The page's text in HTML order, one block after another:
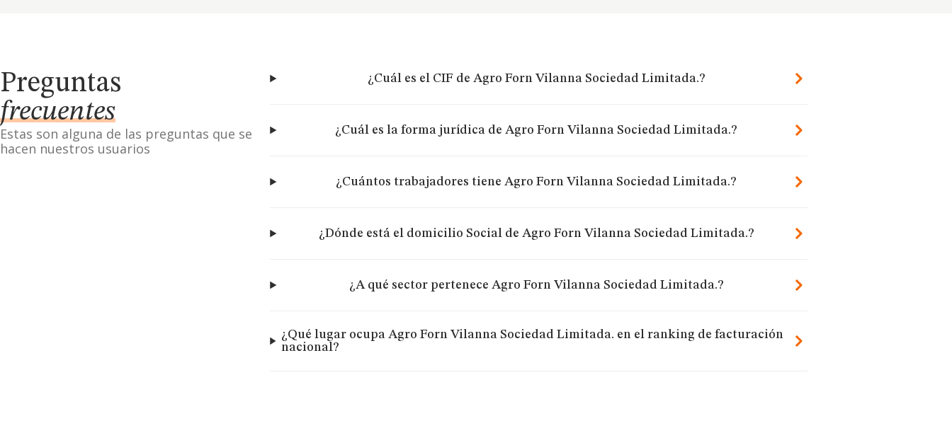
Preguntas
frecuentes
Estas son alguna de las preguntas que se
hacen nuestros usuarios
¿Cuál es el CIF de Agro Forn Vilanna Sociedad Limitada.?
¿Cuál es la forma jurídica de Agro Forn Vilanna Sociedad Limitada.?
¿Cuántos trabajadores tiene Agro Forn Vilanna Sociedad Limitada.?
¿Dónde está el domicilio Social de Agro Forn Vilanna Sociedad Limitada.?
¿A qué sector pertenece Agro Forn Vilanna Sociedad Limitada.?
¿Qué lugar ocupa Agro Forn Vilanna Sociedad Limitada. en el ranking de facturación
nacional?